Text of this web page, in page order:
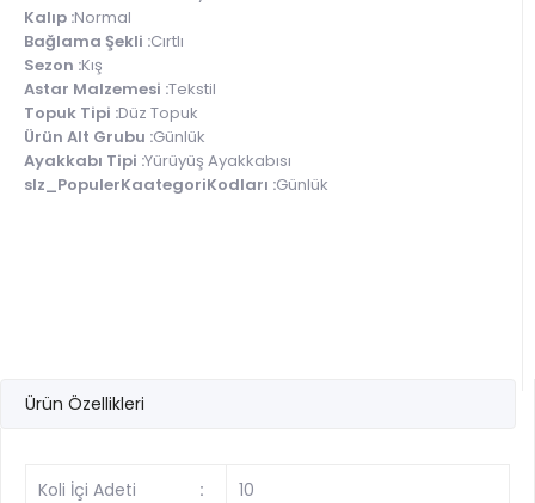
Kalıp :Normal
Bağlama Şekli :Cırtlı
Sezon :Kış
Astar Malzemesi :Tekstil
Topuk Tipi :Düz Topuk
Ürün Alt Grubu :Günlük
Ayakkabı Tipi :Yürüyüş Ayakkabısı
slz_PopulerKaategoriKodları :Günlük
Ürün Özellikleri
Koli İçi Adeti : 10